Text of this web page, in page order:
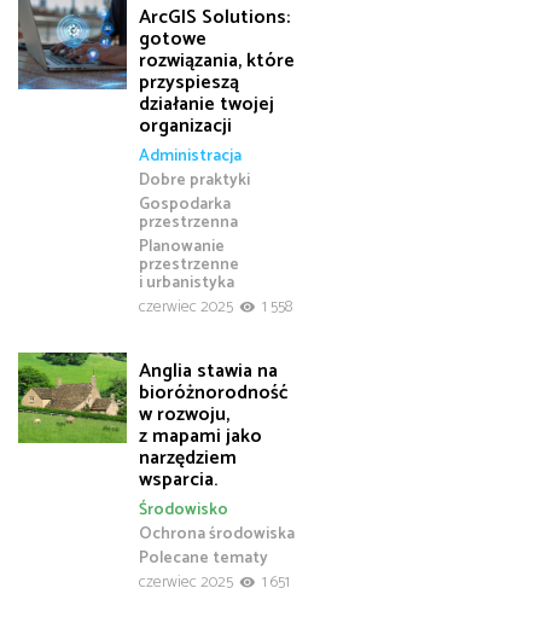
ArcGIS Solutions:
gotowe
rozwiązania, które
przyspieszą
działanie twojej
organizacji
Administracja
Dobre praktyki
Gospodarka
przestrzenna
Planowanie
przestrzenne
i urbanistyka
czerwiec 2025
1 558
Anglia stawia na
bioróżnorodność
w rozwoju,
z mapami jako
narzędziem
wsparcia.
Ochrona środowiska
Polecane tematy
Środowisko
czerwiec 2025 1 651